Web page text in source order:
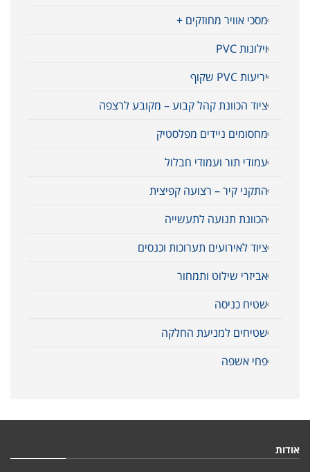
מסכי אוויר מחוזקים +
וילונות PVC
יריעות PVC שקוף
ציוד הכוונת קהל קבוע – מקובע לרצפה
מחסומים ניידים מפלסטיק
עמודי תור ועמודי חבלול
התקני קיר – רצועה קפיצית
הכוונת תנועה לתעשייה
ציוד לאירועים תערוכות וכנסים
אביזרי שילוט ותמחור
שטיח כניסה
שטיחים למניעת החלקה
פחי אשפה
אודות